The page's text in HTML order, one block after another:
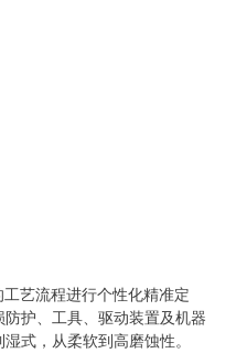
艺流程进行个性化精准定
护、工具、驱动装置及机器
式，从柔软到高磨蚀性。